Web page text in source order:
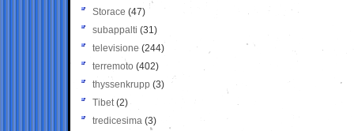
Storace (47)
subappalti (31)
televisione(244)
terremoto (402)
thyssenkrupp (3)
Tibet(2)
tredicesima (3)